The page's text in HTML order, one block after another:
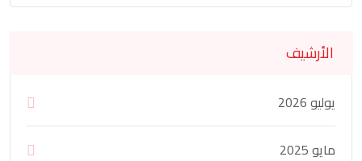
الأرشيف
يوليو 2026
مايو 2025